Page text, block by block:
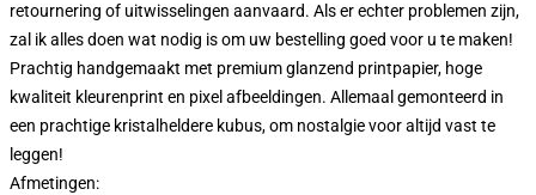
retournering of uitwisselingen aanvaard. Als er echter problemen zijn,
zal ik alles doen wat nodig is om uw bestelling goed voor u te maken!
Prachtig handgemaakt met premium glanzend printpapier, hoge
kwaliteit kleurenprint en pixel afbeeldingen. Allemaal gemonteerd in
een prachtige kristalheldere kubus, om nostalgie voor altijd vast te
leggen!
Afmetingen: